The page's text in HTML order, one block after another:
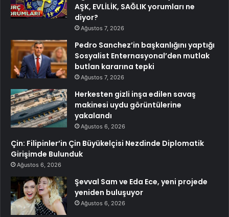
AŞK, EVLİLİK, SAĞLIK yorumları ne
diyor?
Ağustos 7, 2026
Pedro Sanchez’in başkanlığını yaptığı
Sosyalist Enternasyonal’den mutlak
butlan kararına tepki
Ağustos 7, 2026
Herkesten gizli inşa edilen savaş
makinesi uydu görüntülerine
yakalandı
Ağustos 6, 2026
Çin: Filipinler’in Çin Büyükelçisi Nezdinde Diplomatik
Girişimde Bulunduk
Ağustos 6, 2026
Şevval Sam ve Eda Ece, yeni projede
yeniden buluşuyor
Ağustos 6, 2026